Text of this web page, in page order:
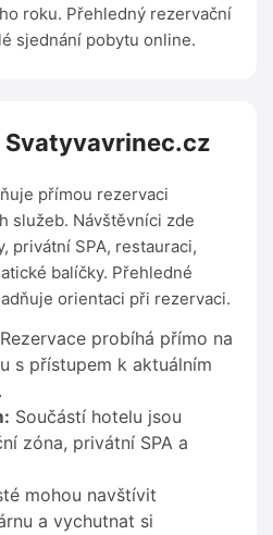
roku. Přehledný rezervační
sjednání pobytu online.
Svatyvavrinec.cz
přímou rezervaci
služeb. Návštěvníci zde
privátní SPA, restauraci,
balíčky. Přehledné
orientaci při rezervaci.
Rezervace probíhá přímo na
s přístupem k aktuálním
Součástí hotelu jsou
zóna, privátní SPA a
mohou navštívit
a vychutnat si